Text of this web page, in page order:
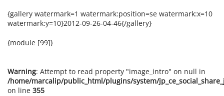
{gallery watermark=1 watermark:position=se watermark:x=10
watermark:y=10}2012-09-26-04-46{/gallery}
{module [99]}
Warning: Attempt to read property "image_intro" on null in
/home/marcalip/public_html/plugins/system/
on line 355